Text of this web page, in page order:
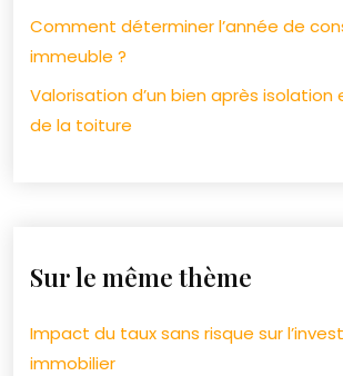
Comment déterminer l’année de
immeuble ?
Valorisation d’un bien après
de la toiture
Sur le même thème
Impact du taux sans risque sur
immobilier